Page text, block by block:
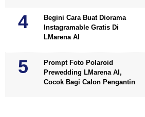
Begini Cara Buat Diorama
Instagramable Gratis Di
LMarena AI
Prompt Foto Polaroid
Prewedding LMarena AI,
Cocok Bagi Calon Pengantin